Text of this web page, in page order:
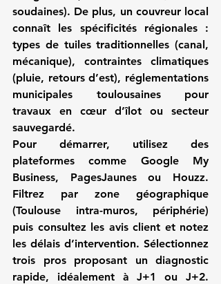
soudaines). De plus, un couvreur local
connaît les spécificités régionales :
types de tuiles traditionnelles (canal,
mécanique), contraintes climatiques
(pluie, retours d’est), réglementations
municipales toulousaines pour
travaux en cœur d’îlot ou secteur
sauvegardé.
Pour démarrer, utilisez des
plateformes comme Google My
Business, PagesJaunes ou Houzz.
Filtrez par zone géographique
(Toulouse intra-muros, périphérie)
puis consultez les avis client et notez
les délais d’intervention. Sélectionnez
trois pros proposant un diagnostic
rapide, idéalement à J+1 ou J+2.